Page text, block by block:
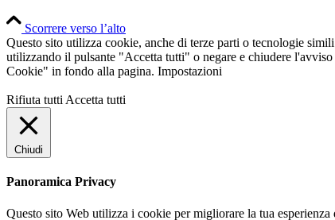
Scorrere verso l’alto
Questo sito utilizza cookie, anche di terze parti o tecnologie
utilizzando il pulsante "Accetta tutti" o negare e chiudere
Cookie" in fondo alla pagina. Impostazioni
Rifiuta tutti Accetta tutti
Chiudi
Panoramica Privacy
Questo sito Web utilizza i cookie per migliorare la tua